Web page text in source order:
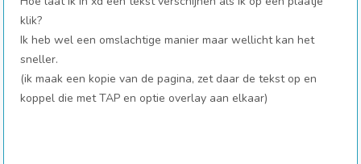
klik?
Ik heb wel een omslachtige manier maar wellicht kan het
sneller.
(ik maak een kopie van de pagina, zet daar de tekst op en
koppel die met TAP en optie overlay aan elkaar)